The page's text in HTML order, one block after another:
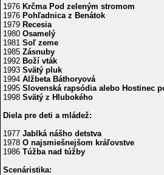
1976 Krčma Pod zeleným stromom
1976 Pohľadnica z Benátok
1979 Recesia
1980 Osamelý
1981 Soľ zeme
1985 Zásnuby
1992 Boží vták
1993 Svätý pluk
1994 Alžbeta Báthoryová
1995 Slovenská rapsódia alebo Hostinec
1998 Svätý z Hlubokého
Diela pre deti a mládež:
1977 Jablká nášho detstva
1978 O najsmiešnejšom kráľovstve
1986 Túžba nad túžby
Scenáristika: